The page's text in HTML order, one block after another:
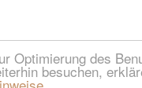
Optimierung des
besuchen,